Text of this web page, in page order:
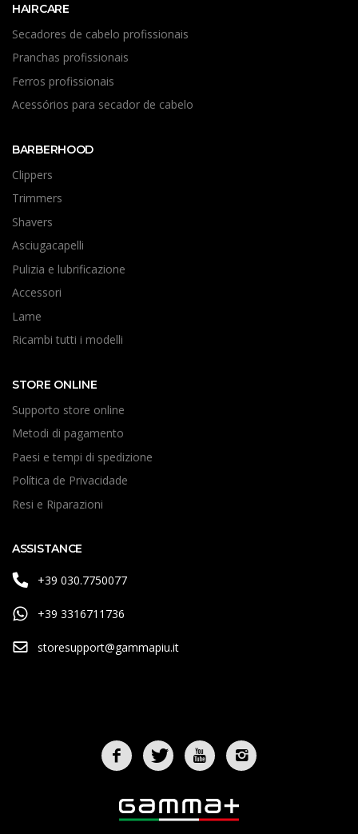
HAIRCARE
Secadores de cabelo profissionais
Pranchas profissionais
Ferros profissionais
Acessórios para secador de cabelo
BARBERHOOD
Clippers
Trimmers
Shavers
Asciugacapelli
Pulizia e lubrificazione
Accessori
Lame
Ricambi tutti i modelli
STORE ONLINE
Supporto store online
Metodi di pagamento
Paesi e tempi di spedizione
Política de Privacidade
Resi e Riparazioni
ASSISTANCE
+39 030.7750077
+39 3316711736
storesupport@gammapiu.it